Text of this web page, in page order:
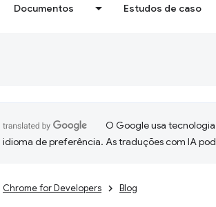
Documentos Estudos de caso
O Google usa
idioma de preferência. As traduções com IA
Chrome for Developers Blog